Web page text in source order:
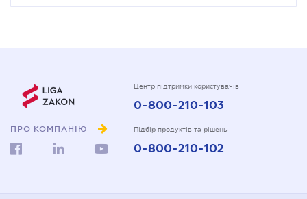
ПРО КОМПАНІЮ
Центр підтримки користувачів
0-800-210-103
Підбір продуктів та рішень
0-800-210-102